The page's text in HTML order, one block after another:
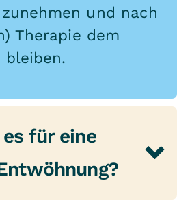
und nach
Therapie dem
für eine